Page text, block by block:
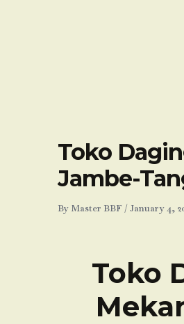
Toko
Jambe-
By Master BBF /January 4,
Toko